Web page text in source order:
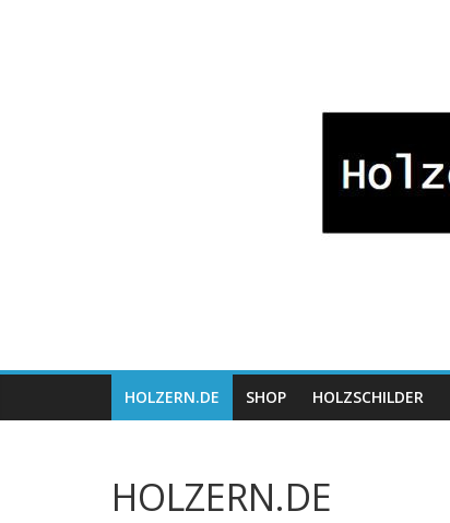
Holzwaren
Fabrikation
HOLZERN.DE SHOP HOLZSCHILDER
HOLZERN.DE